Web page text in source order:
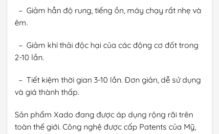
– Giảm hẳn độ rung, tiếng ồn, máy chạy rất nhẹ và
êm.
– Giảm khí thải độc hại của các động cơ đốt trong
2-10 lần.
– Tiết kiệm thời gian 3-10 lần. Đơn giản, dễ sử dụng
và giá thành thấp.
Sản phẩm Xado đang được áp dụng rộng rãi trên
toàn thế giới. Công nghệ được cấp Patents của Mỹ,